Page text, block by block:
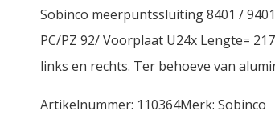
Sobinco meerpuntssluiting 8401 /
PC/PZ 92/ Voorplaat U24x Lengte=
links en rechts. Ter behoeve van
Artikelnummer: 110364Merk: Sobinco